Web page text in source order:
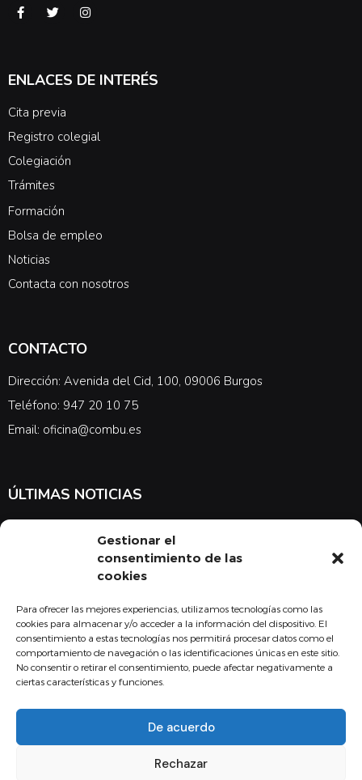
Gestionar el
consentimiento de las
cookies
Para ofrecer las mejores experiencias, utilizamos tecnologías como las
cookies para almacenar y/o acceder a la información del dispositivo. El
consentimiento a estas tecnologías nos permitirá procesar datos como el
comportamiento de navegación o las identificaciones únicas en este sitio.
No consentir o retirar el consentimiento, puede afectar negativamente a
ciertas características y funciones.
De acuerdo
Rechazar
ENLACES DE INTERÉS
Cita previa
Registro colegial
Colegiación
Trámites
Formación
Bolsa de empleo
Noticias
Contacta con nosotros
CONTACTO
Dirección: Avenida del Cid, 100, 09006 Burgos
Teléfono: 947 20 10 75
Email: oficina@combu.es
ÚLTIMAS NOTICIAS
noticias en cuanto a medicina y el COMBU
Acepto la política de privacidad
Suscribirse
Copyright - 2024 Fundación Colegio Oficial de Médicos Burgos
Política de Calidad